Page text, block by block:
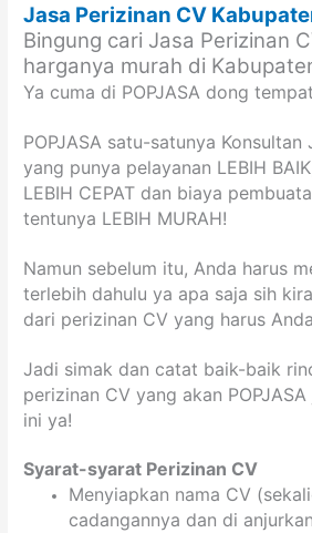
Jasa Perizinan CV
Bingung cari Jasa Perizinan
harganya murah di
Ya cuma di POPJASA dong
POPJASA satu-satunya Konsultan
yang punya pelayanan LEBIH
LEBIH CEPAT dan biaya
tentunya LEBIH MURAH!
Namun sebelum itu, Anda harus
terlebih dahulu ya apa saja sih
dari perizinan CV yang harus
Jadi simak dan catat baik-baik
perizinan CV yang akan
ini ya!
Syarat-syarat Perizinan CV
Menyiapkan nama CV
cadangannya dan di